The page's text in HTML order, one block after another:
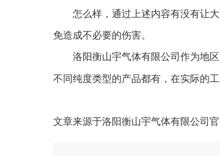
怎么样，通过上述内容有没有让大
免造成不必要的伤害。
洛阳衡山宇气体有限公司作为地区
不同纯度类型的产品都有，在实际的
文章来源于洛阳衡山宇气体有限公司官